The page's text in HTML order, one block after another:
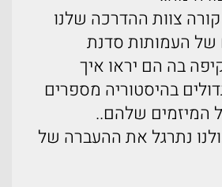
צוות ההדרכה שלנו
של העמותות סדנת
בה הם יראו איך
בהיסטוריה מספרים
המיזמים שלהם..
נתרגל את ההעברה של